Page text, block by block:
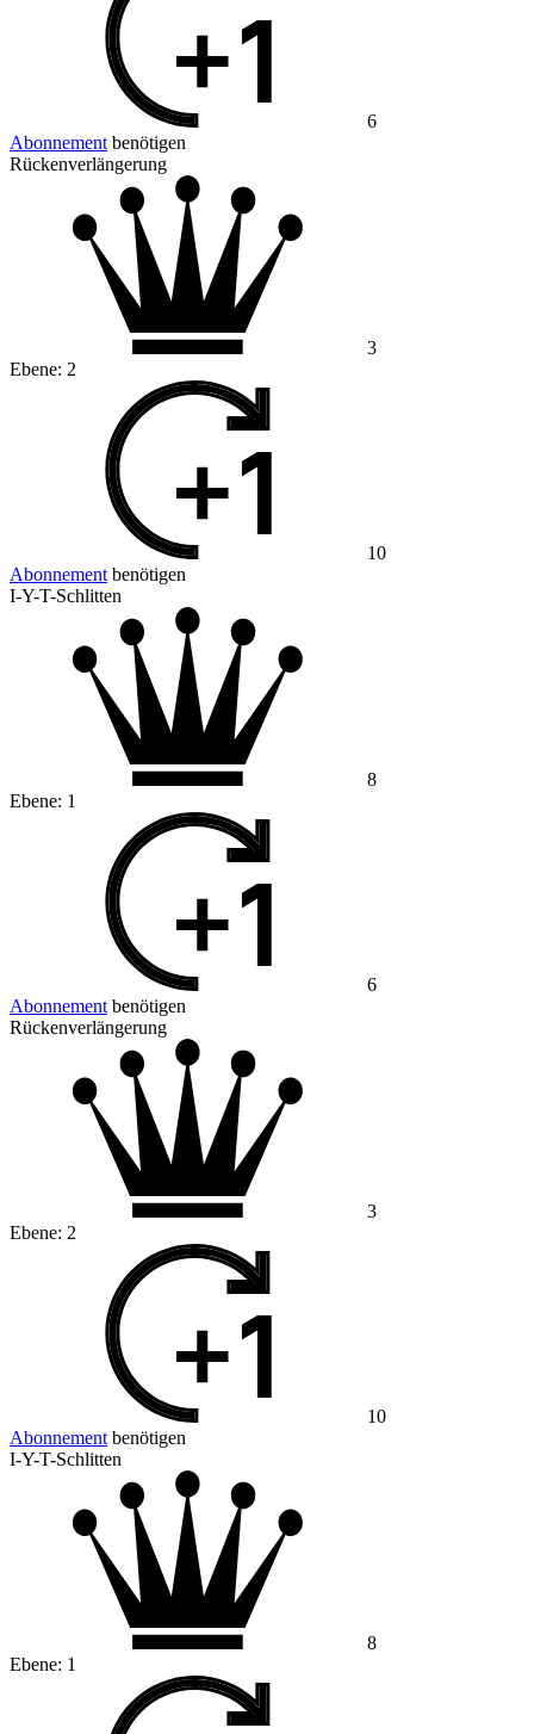
6
Abonnement benötigen
Rückenverlängerung
3
Ebene: 2
10
Abonnement benötigen
I-Y-T-Schlitten
8
Ebene: 1
6
Abonnement benötigen
Rückenverlängerung
3
Ebene: 2
10
Abonnement benötigen
I-Y-T-Schlitten
8
Ebene: 1